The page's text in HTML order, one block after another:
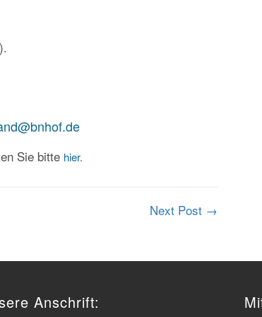
Sie bitte hier.
Next Post →
Anschrift: